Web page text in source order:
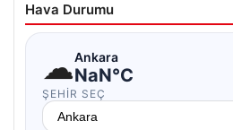
Hava Durumu
☁Ankara
NaN°C
ŞEHIR SEÇ